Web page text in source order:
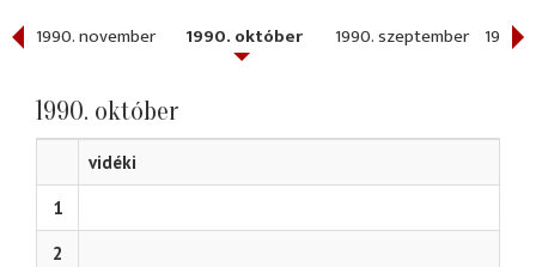
1990. november 1990. október 1990. szeptember 1990.
1990. október
vidéki
1
2